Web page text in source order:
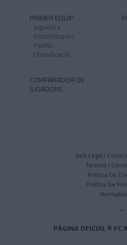
PRIMER EQUIP
Jugadors
Estadístiques
Partits
Classificació
COMPARADOR DE
JUGADORS
Avís Legal I
Termes I
Política De
Política De
PÀGINA OFICIAL © FC